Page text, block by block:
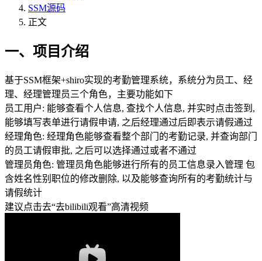
SSM源码
正文
一、项目介绍
基于SSM框架+shiro实现的考勤管理系统，系统分为员工、经
理、经理管理员三个角色，主要功能如下
员工用户: 能够查看个人信息, 查找个人信息, 并实时点击签到,
能够填写表单进行请假申请, 之后经理通过后即表示请假通过
经理角色: 经理角色能够查看整个部门的考勤记录, 并查询部门
的员工请假审批, 之后可以选择通过或者不通过
管理员角色: 管理员角色能够进行所有的员工信息录入管理 包
含姓名性别职位的修改删除, 以及能够查询所有的考勤统计与
请假统计
建议点击去“去bilibili观看”高清视频